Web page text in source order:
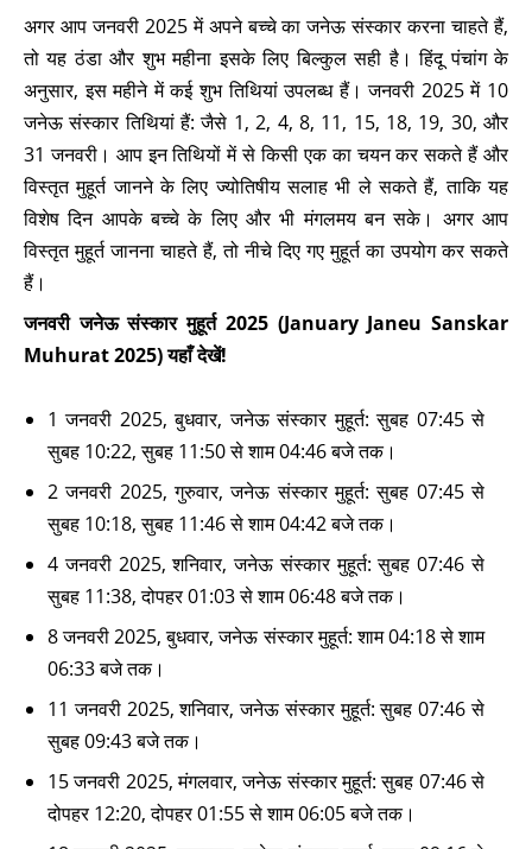
अगर आप जनवरी 2025 में अपने बच्चे का जनेऊ संस्कार करना चाहते हैं,
तो यह ठंडा और शुभ महीना इसके लिए बिल्कुल सही है। हिंदू पंचांग के
अनुसार, इस महीने में कई शुभ तिथियां उपलब्ध हैं। जनवरी 2025 में 10
जनेऊ संस्कार तिथियां हैं: जैसे 1, 2, 4, 8, 11, 15, 18, 19, 30, और
31 जनवरी। आप इन तिथियों में से किसी एक का चयन कर सकते हैं और
विस्तृत मुहूर्त जानने के लिए ज्योतिषीय सलाह भी ले सकते हैं, ताकि यह
विशेष दिन आपके बच्चे के लिए और भी मंगलमय बन सके। अगर आप
विस्तृत मुहूर्त जानना चाहते हैं, तो नीचे दिए गए मुहूर्त का उपयोग कर सकते
हैं।
जनवरी जनेऊ संस्कार मुहूर्त 2025 (January Janeu Sanskar
Muhurat 2025) यहाँ देखें!
1 जनवरी 2025, बुधवार, जनेऊ संस्कार मुहूर्त: सुबह 07:45 से
सुबह 10:22, सुबह 11:50 से शाम 04:46 बजे तक।
2 जनवरी 2025, गुरुवार, जनेऊ संस्कार मुहूर्त: सुबह 07:45 से
सुबह 10:18, सुबह 11:46 से शाम 04:42 बजे तक।
4 जनवरी 2025, शनिवार, जनेऊ संस्कार मुहूर्त: सुबह 07:46 से
सुबह 11:38, दोपहर 01:03 से शाम 06:48 बजे तक।
8 जनवरी 2025, बुधवार, जनेऊ संस्कार मुहूर्त: शाम 04:18 से शाम
06:33 बजे तक।
11 जनवरी 2025, शनिवार, जनेऊ संस्कार मुहूर्त: सुबह 07:46 से
सुबह 09:43 बजे तक।
15 जनवरी 2025, मंगलवार, जनेऊ संस्कार मुहूर्त: सुबह 07:46 से
दोपहर 12:20, दोपहर 01:55 से शाम 06:05 बजे तक।